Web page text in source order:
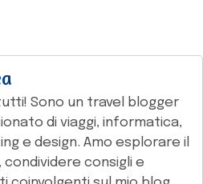
Sono un travel blogger
di viaggi, informatica,
e design. Amo esplorare il
condividere consigli e